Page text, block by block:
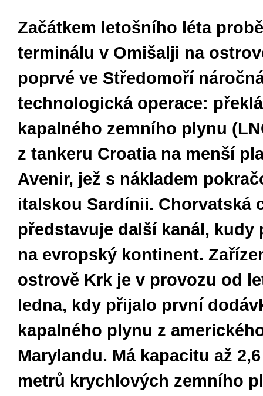
Začátkem letošního léta
terminálu v Omišalji na
poprvé ve Středomoří
technologická operace:
kapalného zemního plynu
z tankeru Croatia na menší
Avenir, jež s nákladem
italskou Sardínii. Chorvatská
představuje další kanál, kudy
na evropský kontinent.
ostrově Krk je v provozu od
ledna, kdy přijalo první
kapalného plynu z
Marylandu. Má kapacitu až
metrů krychlových zemního